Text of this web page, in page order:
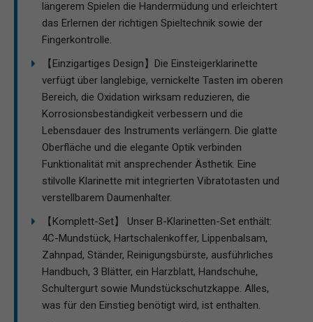
längerem Spielen die Handermüdung und erleichtert
das Erlernen der richtigen Spieltechnik sowie der
Fingerkontrolle.
【Einzigartiges Design】Die Einsteigerklarinette
verfügt über langlebige, vernickelte Tasten im oberen
Bereich, die Oxidation wirksam reduzieren, die
Korrosionsbeständigkeit verbessern und die
Lebensdauer des Instruments verlängern. Die glatte
Oberfläche und die elegante Optik verbinden
Funktionalität mit ansprechender Ästhetik. Eine
stilvolle Klarinette mit integrierten Vibratotasten und
verstellbarem Daumenhalter.
【Komplett-Set】 Unser B-Klarinetten-Set enthält:
4C-Mundstück, Hartschalenkoffer, Lippenbalsam,
Zahnpad, Ständer, Reinigungsbürste, ausführliches
Handbuch, 3 Blätter, ein Harzblatt, Handschuhe,
Schultergurt sowie Mundstückschutzkappe. Alles,
was für den Einstieg benötigt wird, ist enthalten.